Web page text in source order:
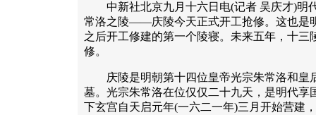
中新社北京九月十六日电(记者 吴庆才)明
常洛之陵——庆陵今天正式开工抢修。这也是
之后开工修建的第一个陵寝。未来五年，十三
修。
庆陵是明朝第十四位皇帝光宗朱常洛和皇
墓。光宗朱常洛在位仅仅二十九天，是明代享
下玄宫自天启元年(一六二一年)三月开始营建